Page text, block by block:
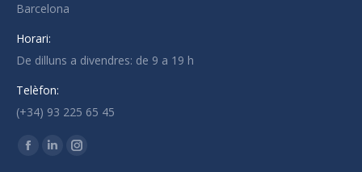
Barcelona
Horari:
De dilluns a divendres: de 9 a 19 h
Telèfon:
(+34) 93 225 65 45
Trobeu-nos a:
La
La